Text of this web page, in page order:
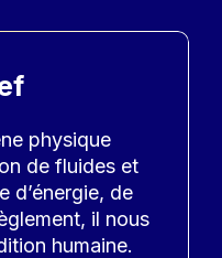
physique
de fluides et
d’énergie, de
il nous
humaine.